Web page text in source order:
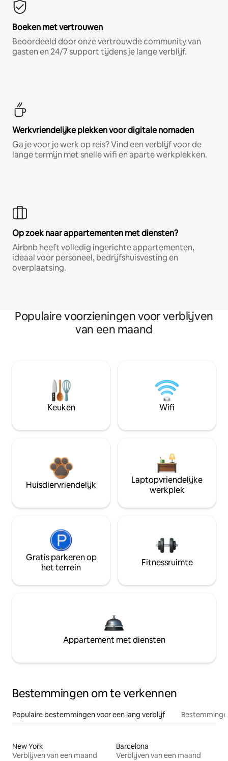
Boeken met vertrouwen
Beoordeeld door onze vertrouwde community van
gasten en 24/7 support tijdens je lange verblijf.
Werkvriendelijke plekken voor digitale nomaden
Ga je voor je werk op reis? Vind een verblijf voor de
lange termijn met snelle wifi en aparte werkplekken.
Op zoek naar appartementen met diensten?
Airbnb heeft volledig ingerichte appartementen,
ideaal voor personeel, bedrijfshuisvesting en
overplaatsing.
Populaire voorzieningen voor verblijven
van een maand
Keuken Wifi
Huisdiervriendelijk
Laptopvriendelijke
werkplek
Gratis parkeren op
het terrein
Fitnessruimte
Appartement met diensten
Bestemmingen om te verkennen
Populaire bestemmingen voor een lang verblijf
New York
Verblijven van een maand
Barcelona
Verblijven van een maand